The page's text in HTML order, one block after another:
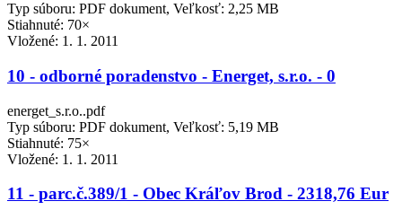
Typ súboru: PDF dokument, Veľkosť: 2,25 MB
Stiahnuté: 70×
Vložené: 1. 1. 2011
10 - odborné poradenstvo - Energet, s.r.o. - 0
energet_s.r.o..pdf
Typ súboru: PDF dokument, Veľkosť: 5,19 MB
Stiahnuté: 75×
Vložené: 1. 1. 2011
11 - parc.č.389/1 - Obec Kráľov Brod - 2318,76 Eur